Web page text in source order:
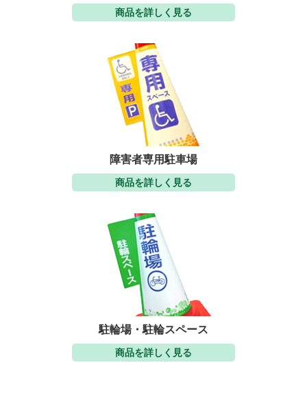
商品を詳しく見る
障害者専用駐車場
商品を詳しく見る
駐輪場・駐輪スペース
商品を詳しく見る